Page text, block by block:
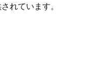
れています。